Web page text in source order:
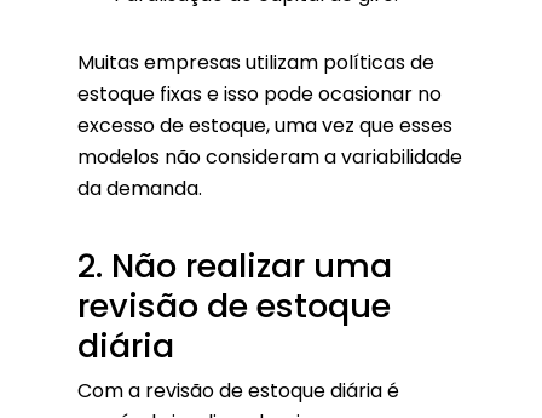
Muitas empresas utilizam políticas de
estoque fixas e isso pode ocasionar no
excesso de estoque, uma vez que esses
modelos não consideram a variabilidade
da demanda.
2. Não realizar uma
revisão de estoque
diária
Com a revisão de estoque diária é